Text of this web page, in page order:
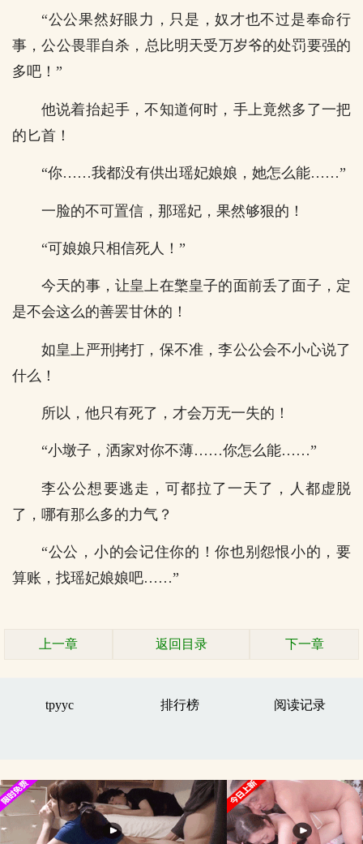
“公公果然好眼力，只是，奴才也不过是奉命行
事，公公畏罪自杀，总比明天受万岁爷的处罚要强的
多吧！”
他说着抬起手，不知道何时，手上竟然多了一把
的匕首！
“你……我都没有供出瑶妃娘娘，她怎么能……”
一脸的不可置信，那瑶妃，果然够狠的！
“可娘娘只相信死人！”
今天的事，让皇上在檠皇子的面前丢了面子，定
是不会这么的善罢甘休的！
如皇上严刑拷打，保不准，李公公会不小心说了
什么！
所以，他只有死了，才会万无一失的！
“小墩子，洒家对你不薄……你怎么能……”
李公公想要逃走，可都拉了一天了，人都虚脱
了，哪有那么多的力气？
“公公，小的会记住你的！你也别怨恨小的，要
算账，找瑶妃娘娘吧……”
上一章 返回目录 下一章
tpyyc 排行榜 阅读记录